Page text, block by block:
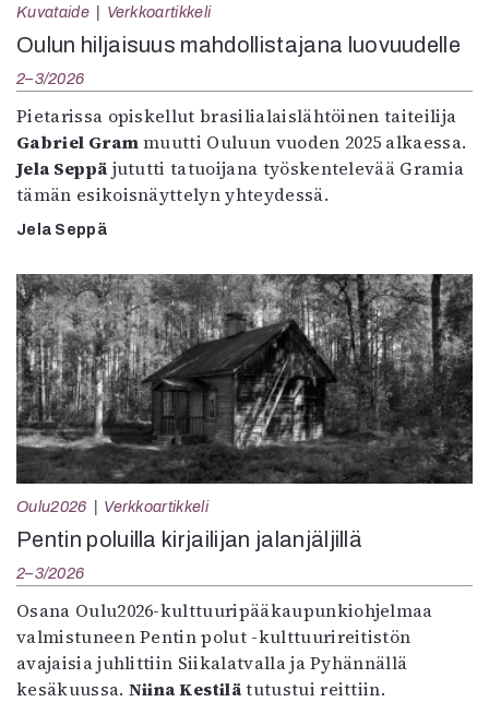
Kuvataide Verkkoartikkeli
Oulun hiljaisuus mahdollistajana luovuudelle
2–3/2026
Pietarissa opiskellut brasilialaislähtöinen taiteilija
Gabriel Grammuutti Ouluun vuoden 2025 alkaessa.
Jela Seppä jututti tatuoijana työskentelevää Gramia
tämän esikoisnäyttelyn yhteydessä.
Jela Seppä
Oulu2026 Verkkoartikkeli
Pentin poluilla kirjailijan jalanjäljillä
2–3/2026
Osana Oulu2026-kulttuuripääkaupunkiohjelmaa
valmistuneen Pentin polut -kulttuurireitistön
avajaisia juhlittiin Siikalatvalla ja Pyhännällä
kesäkuussa. Niina Kestilätutustui reittiin.